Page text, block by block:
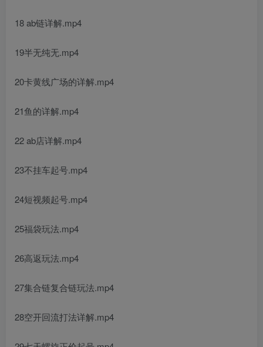
18 ab链详解.mp4
19半无纯无.mp4
20卡黄线广场的详解.mp4
21鱼的详解.mp4
22 ab店详解.mp4
23不挂车起号.mp4
24短视频起号.mp4
25福袋玩法.mp4
26高返玩法.mp4
27集合链复合链玩法.mp4
28空开回流打法详解.mp4